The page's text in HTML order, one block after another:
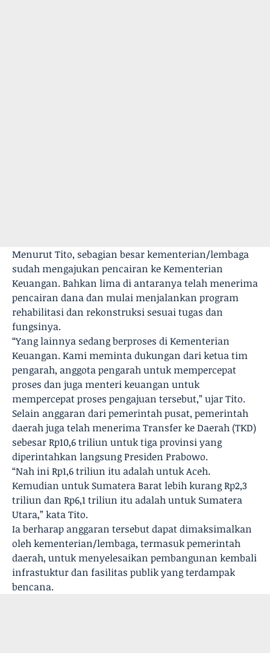
Menurut Tito, sebagian besar kementerian/lembaga
sudah mengajukan pencairan ke Kementerian
Keuangan. Bahkan lima di antaranya telah menerima
pencairan dana dan mulai menjalankan program
rehabilitasi dan rekonstruksi sesuai tugas dan
fungsinya.
“Yang lainnya sedang berproses di Kementerian
Keuangan. Kami meminta dukungan dari ketua tim
pengarah, anggota pengarah untuk mempercepat
proses dan juga menteri keuangan untuk
mempercepat proses pengajuan tersebut,” ujar Tito.
Selain anggaran dari pemerintah pusat, pemerintah
daerah juga telah menerima Transfer ke Daerah (TKD)
sebesar Rp10,6 triliun untuk tiga provinsi yang
diperintahkan langsung Presiden Prabowo.
“Nah ini Rp1,6 triliun itu adalah untuk Aceh.
Kemudian untuk Sumatera Barat lebih kurang Rp2,3
triliun dan Rp6,1 triliun itu adalah untuk Sumatera
Utara,” kata Tito.
Ia berharap anggaran tersebut dapat dimaksimalkan
oleh kementerian/lembaga, termasuk pemerintah
daerah, untuk menyelesaikan pembangunan kembali
infrastuktur dan fasilitas publik yang terdampak
bencana.